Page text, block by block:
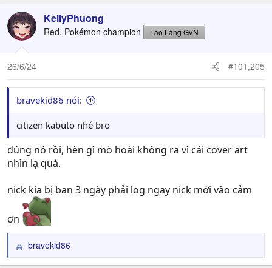
c
t
i
o
n
:
KellyPhuong
Red, Pokémon champion Lão Làng GVN
26/6/24 #101,205
bravekid86 nói:
citizen kabuto nhé bro
đúng nó rồi, hèn gì mò hoài không ra vì cái cover art
nhìn lạ quá.
nick kia bị ban 3 ngày phải log ngay nick mới vào cảm
ơn
R
e
bravekid86